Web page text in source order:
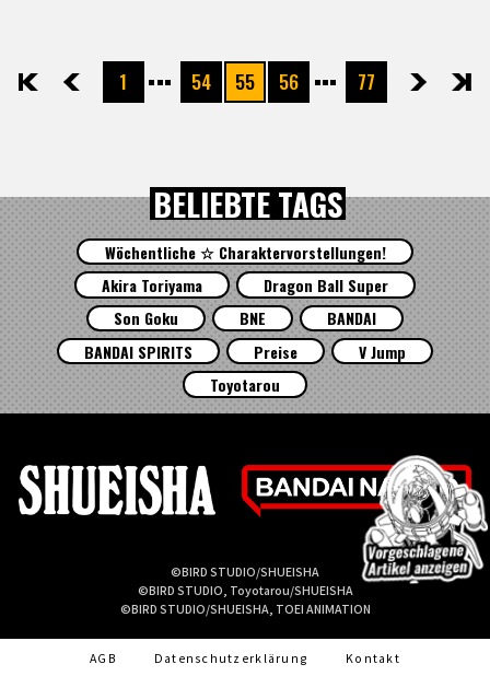
先頭 前へ1 54 55 56 77次へ最後
BELIEBTE TAGS
Wöchentliche ☆ Charaktervorstellungen!
Akira Toriyama
Dragon Ball Super
Son Goku
BNE
BANDAI
BANDAI SPIRITS
Preise
V Jump
Toyotarou
©BIRD STUDIO/SHUEISHA
©BIRD STUDIO, Toyotarou/SHUEISHA
©BIRD STUDIO/SHUEISHA, TOEI ANIMATION
AGB Datenschutzerklärung Kontakt